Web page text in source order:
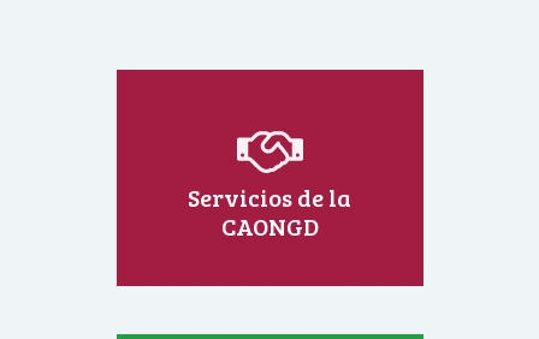
Servicios de la
CAONGD